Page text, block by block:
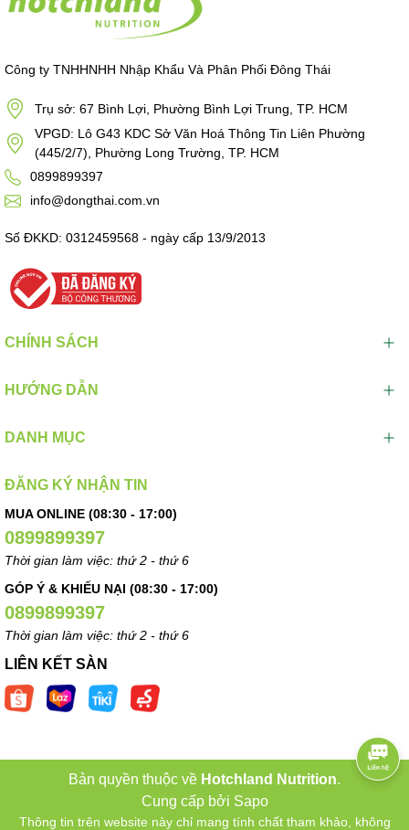
Công ty TNHHNHH Nhập Khẩu Và Phân Phối Đông Thái
Trụ sở: 67 Bình Lợi, Phường Bình Lợi Trung, TP. HCM
VPGD: Lô G43 KDC Sở Văn Hoá Thông Tin Liên Phường
(445/2/7), Phường Long Trường, TP. HCM
0899899397
info@dongthai.com.vn
Số ĐKKD: 0312459568 - ngày cấp 13/9/2013
CHÍNH SÁCH
HƯỚNG DẪN
DANH MỤC
ĐĂNG KÝ NHẬN TIN
MUA ONLINE (08:30 - 17:00)
0899899397
Thời gian làm việc: thứ 2 - thứ 6
GÓP Ý & KHIẾU NẠI (08:30 - 17:00)
0899899397
Thời gian làm việc: thứ 2 - thứ 6
LIÊN KẾT SÀN
Bản quyền thuộc về Hotchland Nutrition.
Cung cấp bởi Sapo
Thông tin trên website này chỉ mang tính chất tham khảo, không